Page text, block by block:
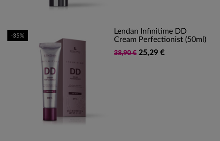
Lendan Infinitime DD
Cream Perfectionist (50ml)
38,90 € 25,29 €
-35%